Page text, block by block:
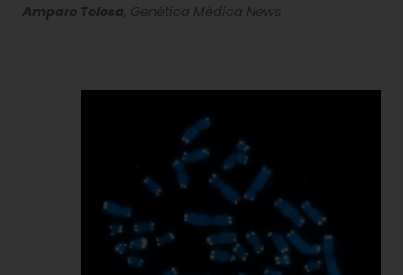
Amparo Tolosa, Genética Médica News